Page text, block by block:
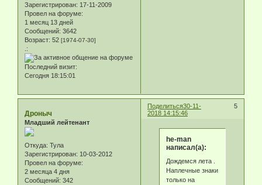
Зарегистрирован: 17-11-2009
Провел на форуме:
1 месяц 13 дней
Сообщений: 3642
Возраст: 52 [1974-07-30]
.:
Последний визит:
Сегодня 18:15:01
Поделиться 5
30-11-
2018 14:15:46
Дроныч
Младший лейтенант
Откуда: Тула
Зарегистрирован: 10-03-2012
Провел на форуме:
2 месяца 4 дня
Сообщений: 342
he-man
написал(а):
Дождемся лета .
Наплечные знаки
только на